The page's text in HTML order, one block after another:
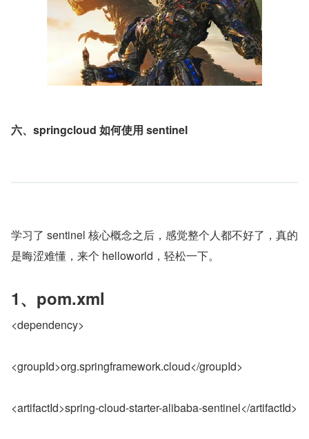
六、springcloud 如何使用 sentinel
学习了 sentinel 核心概念之后，感觉整个人都不好了，真的
是晦涩难懂，来个 helloworld，轻松一下。
1、pom.xml
<dependency>
<groupId>org.springframework.cloud</groupId>
<artifactId>spring-cloud-starter-alibaba-sentinel</artifactId>